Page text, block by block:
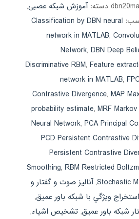
دسته:آموزش شبکه عصبی,
Classification by DBN neural
network in MATLAB,
Network,DBN Deep
Discriminative RBM,Feature
network in MATLAB,
Contrastive Divergence,MAP
probability estimate,MRF
Neural Network,PCA Principal
PCD Persistent Contrastive
Persistent Contrastive
Smoothing,RBM Restricted
Stochastic
,آنالیز صوت و گفتار و
استخراج ويژگي با شبكه باور عميق,
شبکه باور عمیق, تشخیص اشیاء,